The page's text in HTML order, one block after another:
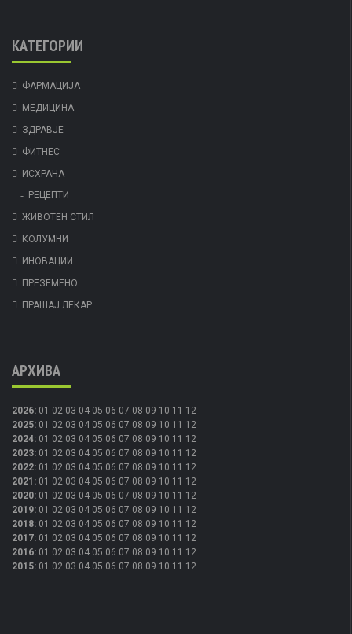
КАТЕГОРИИ
ФАРМАЦИЈА
МЕДИЦИНА
ЗДРАВЈЕ
ФИТНЕС
ИСХРАНА
РЕЦЕПТИ
ЖИВОТЕН СТИЛ
КОЛУМНИ
ИНОВАЦИИ
ПРЕЗЕМЕНО
ПРАШАЈ ЛЕКАР
АРХИВА
2026: 01 02 03 04 05 06 07 08 09 10 11 12
2025: 01 02 03 04 05 06 07 08 09 10 11 12
2024: 01 02 03 04 05 06 07 08 09 10 11 12
2023: 01 02 03 04 05 06 07 08 09 10 11 12
2022: 01 02 03 04 05 06 07 08 09 10 11 12
2021 : 01 02 03 04 05 06 07 08 09 10 11 12
2020: 01 02 03 04 05 06 07 08 09 10 11 12
2019: 01 02 03 04 05 06 07 08 09 10 11 12
2018: 01 02 03 04 05 06 07 08 09 10 11 12
2017: 01 02 03 04 05 06 07 08 09 10 11 12
2016: 01 02 03 04 05 06 07 08 09 10 11 12
2015: 01 02 03 04 05 06 07 08 09 10 11 12